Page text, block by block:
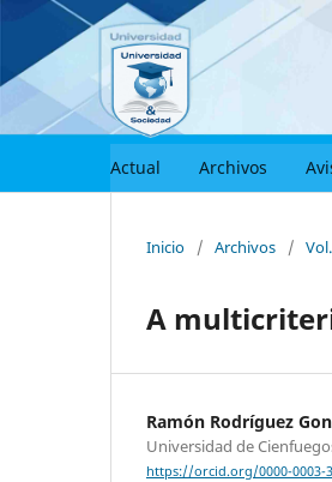
Actual Archivos
Inicio / Archivos /
A
Ramón Rodríguez
Universidad de
https://orcid.org/0000-0003-